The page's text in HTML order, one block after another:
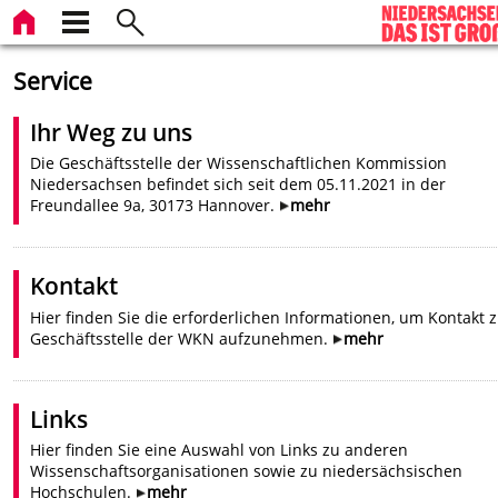
Service
Ihr Weg zu uns
Die Geschäftsstelle der Wissenschaftlichen Kommission
Niedersachsen befindet sich seit dem 05.11.2021 in der
Freundallee 9a, 30173 Hannover.
mehr
Kontakt
Hier finden Sie die erforderlichen Informationen, um Kontakt
Geschäftsstelle der WKN aufzunehmen.
mehr
Links
Hier finden Sie eine Auswahl von Links zu anderen
Wissenschaftsorganisationen sowie zu niedersächsischen
Hochschulen.
mehr